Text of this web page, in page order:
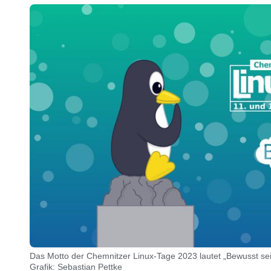
Das Motto der Chemnitzer Linux-Tage 2023 lautet „Bewusst
Grafik: Sebastian Pettke